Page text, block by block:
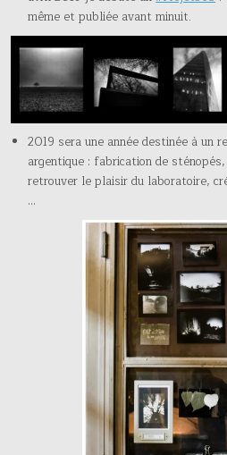
même et publiée avant minuit.
2019 sera une année destinée à un
argentique : fabrication de
retrouver le plaisir du laboratoire,
…